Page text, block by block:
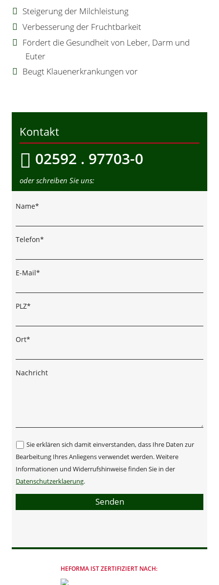
Steigerung der Milchleistung
Verbesserung der Fruchtbarkeit
Fördert die Gesundheit von Leber, Darm und
Euter
Beugt Klauenerkrankungen vor
Kontakt
02592 . 97703-0
oder schreiben Sie uns:
Name*
Telefon*
E-Mail*
PLZ*
Ort*
Nachricht
Sie erklären sich damit einverstanden, dass Ihre Daten zur
Bearbeitung Ihres Anliegens verwendet werden. Weitere
Informationen und Widerrufshinweise finden Sie in der
Datenschutzerklaerung.
Senden
HEFORMA IST ZERTIFIZIERT NACH: